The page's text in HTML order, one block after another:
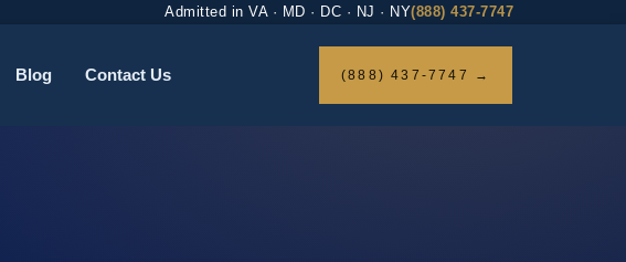
Admitted in VA · MD · DC · NJ · NY(888) 437-7747
Blog Contact Us (888) 437-7747 →